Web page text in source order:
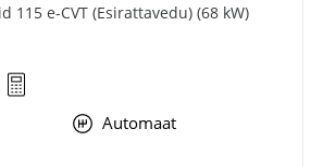
115 e-CVT (Esirattavedu) (68 kW)
Automaat